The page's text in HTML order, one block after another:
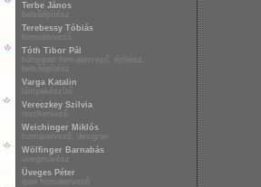
Terbe János
belsőépítész
Terebessy Tóbiás
formatervező
Tóth Tibor Pál
bútoripari formatervező, építész,
belsőépítész
Varga Katalin
lámpakészítő
Vereczkey Szilvia
textiltervező
Weichinger Miklós
formatervező, designer
Wölfinger Barnabás
üvegművész
Üveges Péter
ipari formatervező